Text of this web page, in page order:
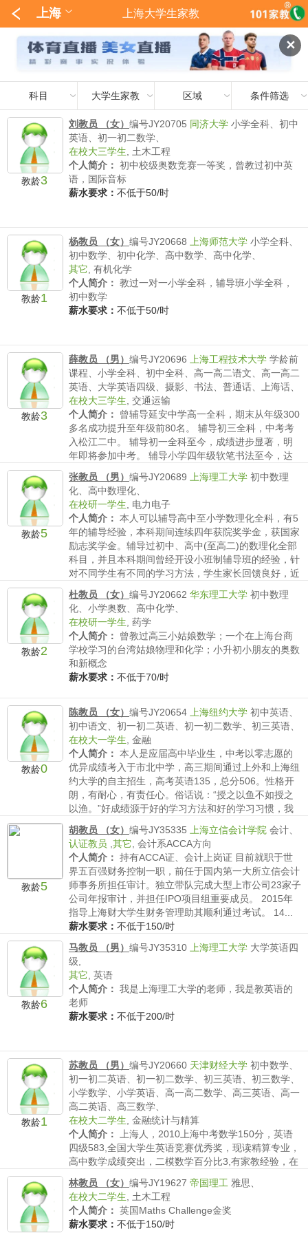
✕
上海 上海大学生家教
科目 大学生家教 区域 条件筛选
教龄3
刘教员 （女） 编号JY20705 同济大学 小学全科、初中
英语、初一初二数学、
在校大三学生
土木工程
个人简介： 初中校级奥数竞赛一等奖，曾教过初中英
语，国际音标
薪水要求： 不低于50/时
教龄1
杨教员 （女） 编号JY20668 上海师范大学 小学全科、
初中数学、初中化学、高中数学、高中化学、
其它 有机化学
个人简介： 教过一对一小学全科，辅导班小学全科，
初中数学
薪水要求： 不低于50/时
教龄3
薛教员 （男） 编号JY20696 上海工程技术大学 学龄前
课程、小学全科、初中全科、高一高二语文、高一高二
英语、大学英语四级、摄影、书法、普通话、上海话、
在校大三学生 交通运输
个人简介：
曾辅导延安中学高一全科，期末从年级300
多名成功提升至年级前80名。 辅导初三全科，中考考
入松江二中。 辅导初一全科至今，成绩进步显著，明
年即将参加中考。 辅导小学四年级软笔书法至今，达
薪水要求：不低于40/时
教龄5
张教员 （男） 编号JY20689 上海理工大学 初中数理
化、高中数理化、
在校研一学生
电力电子
个人简介： 本人可以辅导高中至小学数理化全科，有5
年的辅导经验，本科期间连续四年获院奖学金，获国家
励志奖学金。辅导过初中、高中(至高二)的数理化全部
科目，并且本科期间曾经开设小班制辅导班的经验，针
对不同学生有不同的学习方法，学生家长回馈良好，近
薪水要求：不低于50/时
教龄2
杜教员 （女） 编号JY20662 华东理工大学 初中数理
化、小学奥数、高中化学、
在校研一学生 药学
个人简介：
曾教过高三小姑娘数学；一个在上海台商
学校学习的台湾姑娘物理和化学；小升初小朋友的奥数
和新概念
薪水要求： 不低于70/时
教龄0
陈教员 （女） 编号JY20654 上海纽约大学 初中英语、
初中语文、初一初二英语、初一初二数学、初三英语、
在校大一学生 金融
个人简介： 本人是应届高中毕业生，中考以零志愿的
优异成绩考入于市北中学，高三期间通过上外和上海纽
约大学的自主招生，高考英语135，总分506。性格开
朗，有耐心，有责任心。俗话说：“授之以鱼不如授之
以渔。”好成绩源于好的学习方法和好的学习习惯，我
薪水要求：不低于40/时
教龄5
胡教员 （女） 编号JY35335 上海立信会计学院 会计、
认证教员 其它 会计系ACCA方向
个人简介： 持有ACCA证、会计上岗证 目前就职于世
界五百强财务控制一职，前任于国内第一大所立信会计
师事务所担任审计。独立带队完成大型上市公司23家子
公司年报审计，并担任IPO项目组重要成员。 2015年
指导上海财大学生财务管理助其顺利通过考试。 14...
薪水要求： 不低于150/时
教龄6
马教员 （男） 编号JY35310 上海理工大学 大学英语四
级,
其它 英语
个人简介： 我是上海理工大学的老师，我是教英语的
老师
薪水要求： 不低于200/时
教龄1
苏教员 （男） 编号JY20660 天津财经大学 初中数学、
初一初二英语、初一初二数学、初三英语、初三数学、
小学数学、小学英语、高一高二数学、高三英语、高一
高二英语、高三数学、
在校大二学生 金融统计与精算
个人简介：
上海人，2010上海中考数学150分，英语
四级583,全国大学生英语竞赛优秀奖，现读精算专业，
高中数学成绩突出，二模数学百分比3,有家教经验，在
数，有耐心，细心，负责任。
薪水要求：不低于40/时
林教员 （女） 编号JY19627 帝国理工 雅思、
在校大二学生
土木工程
个人简介： 英国Maths Challenge金奖
薪水要求： 不低于150/时